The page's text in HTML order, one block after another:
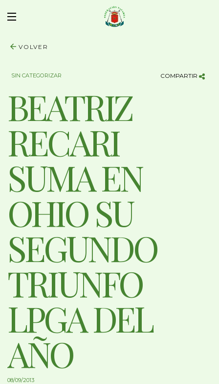
VOLVER
SIN CATEGORIZAR COMPARTIR
BEATRIZ
RECARI
SUMA EN
OHIO SU
SEGUNDO
TRIUNFO
LPGA DEL
AÑO
08/09/2013